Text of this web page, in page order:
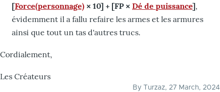
[Force(personnage) × 10] + [FP × Dé de puissance],
évidemment il a fallu refaire les armes et les armures
ainsi que tout un tas d'autres trucs.
Cordialement,
Les Créateurs
By Turzaz, 27 March, 2024